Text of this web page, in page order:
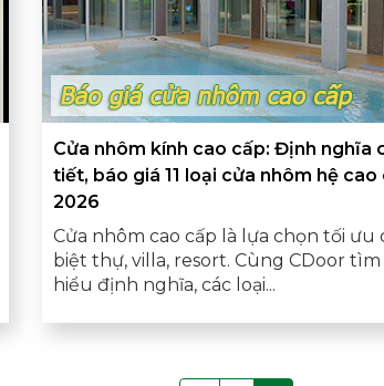
Cửa nhôm kính cao cấp: Định nghĩa
tiết, báo giá 11 loại cửa nhôm hệ cao
2026
Cửa nhôm cao cấp là lựa chọn tối ưu
biệt thự, villa, resort. Cùng CDoor tìm
hiểu định nghĩa, các loại...